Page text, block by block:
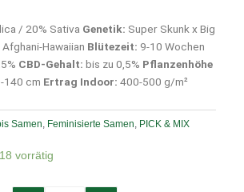
/ 20% Sativa Genetik: Super Skunk x Big
Hawaiian Blütezeit: 9-10 Wochen
CBD-Gehalt: bis zu 0,5% Pflanzenhöhe
140 cm Ertrag Indoor: 400-500 g/m²
Samen, Feminisierte Samen, PICK & MIX
vorrätig